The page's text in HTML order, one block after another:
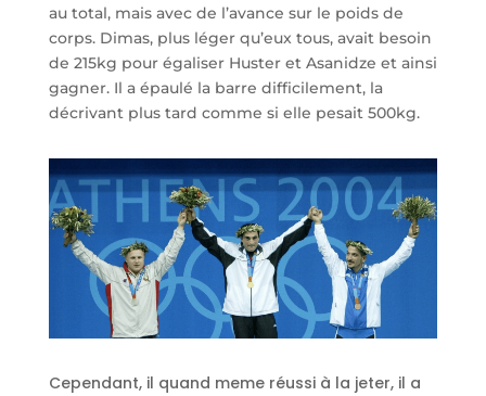
au total, mais avec de l’avance sur le poids de
corps. Dimas, plus léger qu’eux tous, avait besoin
de 215kg pour égaliser Huster et Asanidze et ainsi
gagner. Il a épaulé la barre difficilement, la
décrivant plus tard comme si elle pesait 500kg.
Cependant, il quand meme réussi à la jeter, il a